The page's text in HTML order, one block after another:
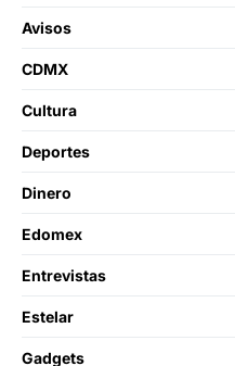
Avisos
CDMX
Cultura
Deportes
Dinero
Edomex
Entrevistas
Estelar
Gadgets